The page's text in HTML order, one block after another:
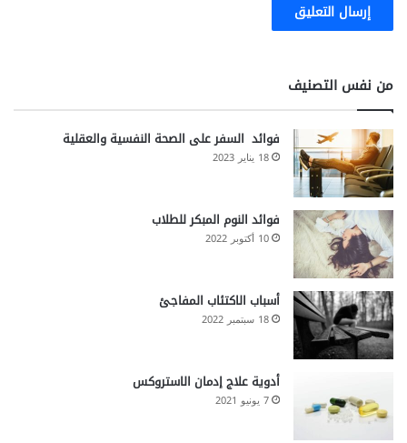
من نفس التصنيف
فوائد السفر على الصحة النفسية والعقلية
18 يناير 2023
فوائد النوم المبكر للطلاب
10 أكتوبر 2022
أسباب الاكتئاب المفاجئ
18 سبتمبر 2022
أدوية علاج إدمان الاستروكس
7 يونيو 2021